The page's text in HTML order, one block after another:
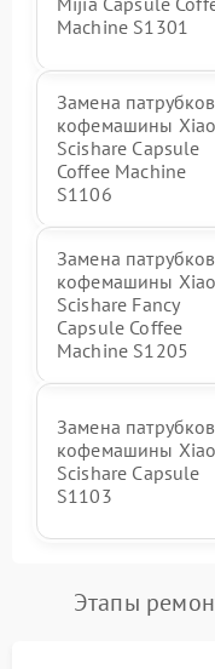
Machine S1301
Замена патрубков
кофемашины
Scishare Capsule
Coffee Machine
S1106
Замена патрубков
кофемашины
Scishare Fancy
Capsule Coffee
Machine S1205
Замена патрубков
кофемашины
Scishare Capsule
S1103
Этапы